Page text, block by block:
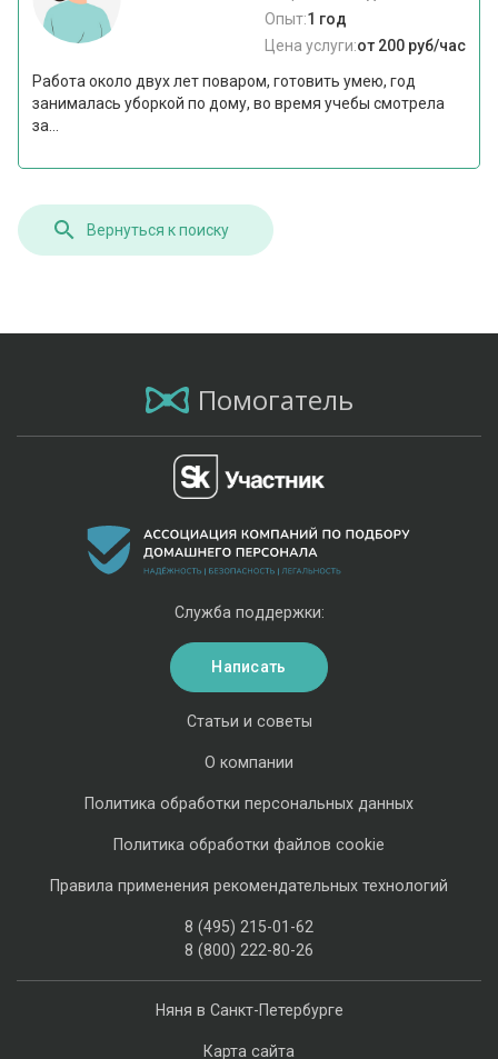
Опыт:1 год
Цена услуги:от 200 руб/час
Работа около двух лет поваром, готовить умею, год
занималась уборкой по дому, во время учебы смотрела
за...
Вернуться к поиску
Помогатель
Няня в Санкт-Петербурге
Карта сайта
Статьи и советы
О компании
Политика обработки персональных данных
Политика обработки файлов cookie
Правила применения рекомендательных технологий
8 (495) 215-01-62
8 (800) 222-80-26
Служба поддержки:
Написать